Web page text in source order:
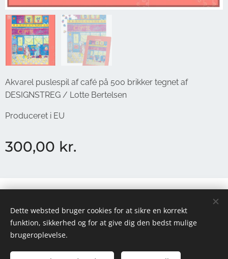
Akvarel puslespil af café på 500 brikker tegnet af
DESIGNSTREG / Lotte Bertelsen
Produceret i EU
300,00 kr.
Dette websted bruger cookies for at sikre en korrekt
funktion, sikkerhed og for at give dig den bedst mulige
brugeroplevelse.